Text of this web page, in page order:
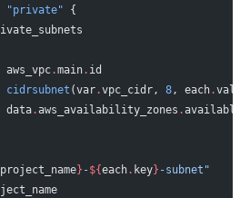
"private" {
aws_vpc.main. id
cidrsubnet (var.vpc_cidr, 8, each.
data.aws_availability_zones .
project_name} -${each. key} -subnet"